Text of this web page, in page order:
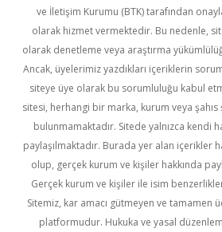
ve İletişim Kurumu (BTK) tarafından
olarak hizmet vermektedir. Bu nedenle,
olarak denetleme veya araştırma
Ancak, üyelerimiz yazdıkları içeriklerin
siteye üye olarak bu sorumluluğu kabul
sitesi, herhangi bir marka, kurum veya şahıs
bulunmamaktadır. Sitede yalnızca kendi
paylaşılmaktadır. Burada yer alan içerikler
olup, gerçek kurum ve kişiler hakkında
Gerçek kurum ve kişiler ile isim
Sitemiz, kar amacı gütmeyen ve tamamen
platformudur. Hukuka ve yasal